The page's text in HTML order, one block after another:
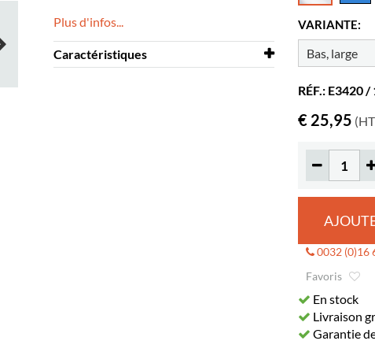
Plus d'infos...
Caractéristiques
VARIANTE:
RÉF.: E3420 /
€ 25,95
0032 (0)16
Favoris
En stock
Livraison
Garantie